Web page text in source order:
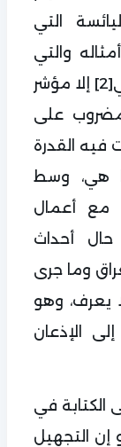
التي
والتي
[2] إلا مؤشر
على
فيه القدرة
هي، وسط
مع أعمال
أحداث
وما جرى
يعرف، وهو
الإذعان
الكتابة في
إن التجهيل